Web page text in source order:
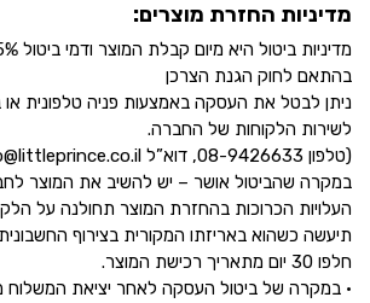
מדיניות החזרת מוצרים:
בהתאם לחוק הגנת הצרכן
ניתן לבטל את העסקה באמצעות פניה טלפונית או
לשירות הלקוחות של החברה.
(טלפון 08-9426633, דוא”ל info@littleprince.co.il.)
במקרה שהביטול אושר – יש להשיב את המוצר
העלויות הכרוכות בהחזרת המוצר תחולנה על
תיעשה כשהוא באריזתו המקורית בצירוף
חלפו 30 יום מתאריך רכישת המוצר.
• במקרה של ביטול העסקה לאחר יציאת